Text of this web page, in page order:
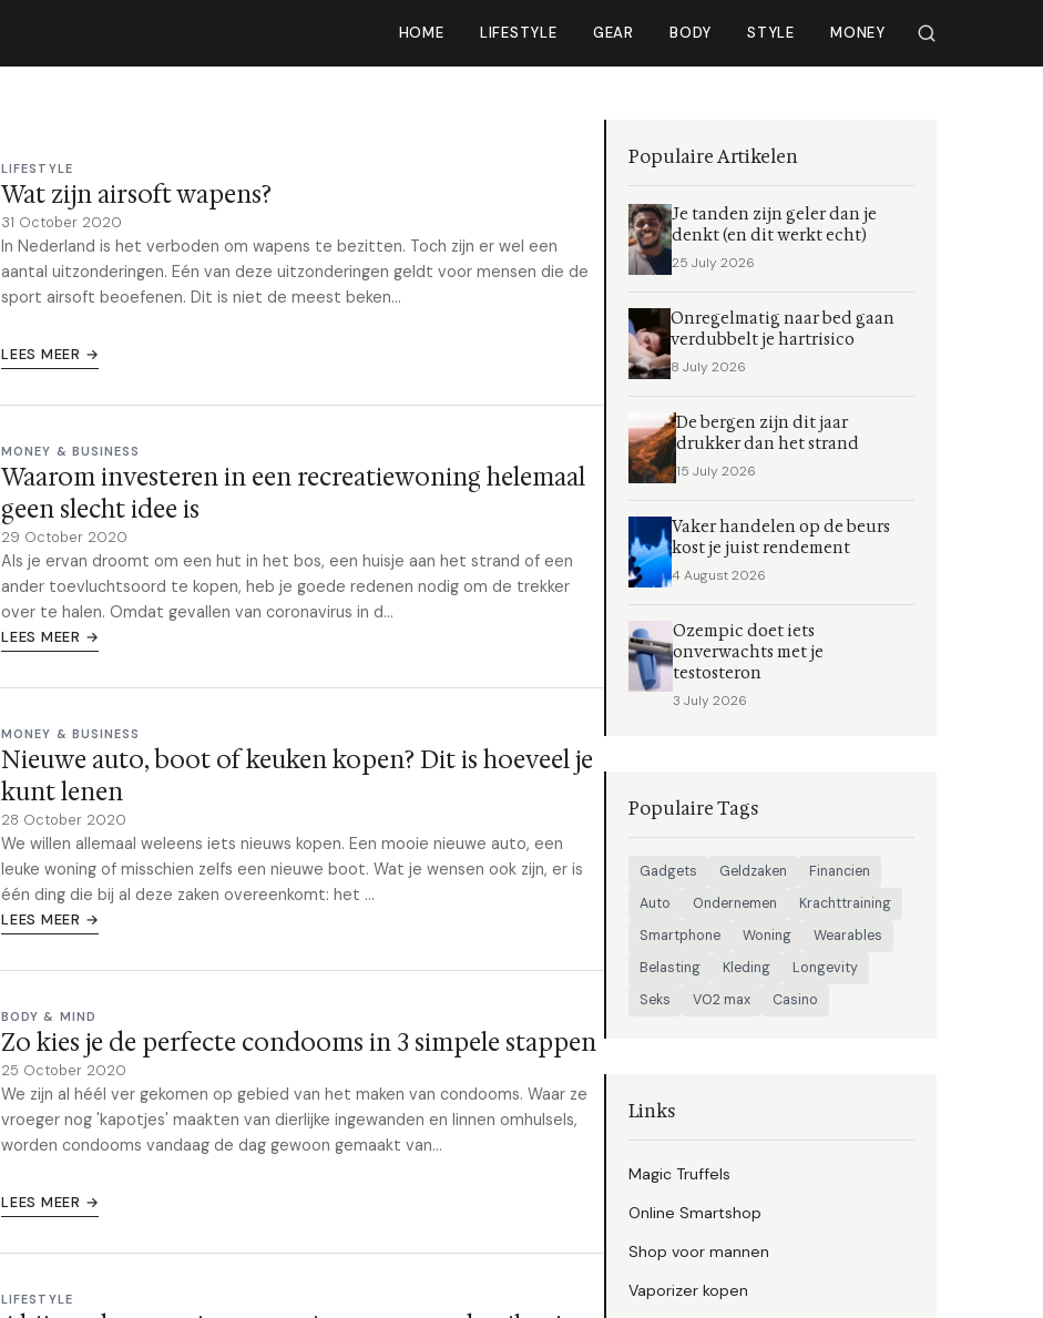
HOME LIFESTYLE GEAR BODY STYLE MONEY
LIFESTYLE
Wat zijn airsoft wapens?
31 October 2020
In Nederland is het verboden om wapens te bezitten. Toch zijn er wel een
aantal uitzonderingen. Eén van deze uitzonderingen geldt voor mensen die de
sport airsoft beoefenen. Dit is niet de meest beken...
LEES MEER →
MONEY & BUSINESS
Waarom investeren in een recreatiewoning helemaal
geen slecht idee is
29 October 2020
Als je ervan droomt om een ​​hut in het bos, een huisje aan het strand of een
ander toevluchtsoord te kopen, heb je goede redenen nodig om de trekker
over te halen. Omdat gevallen van coronavirus in d...
LEES MEER →
MONEY & BUSINESS
Nieuwe auto, boot of keuken kopen? Dit is hoeveel je
kunt lenen
28 October 2020
We willen allemaal weleens iets nieuws kopen. Een mooie nieuwe auto, een
leuke woning of misschien zelfs een nieuwe boot. Wat je wensen ook zijn, er is
één ding die bij al deze zaken overeenkomt: het ...
LEES MEER →
BODY & MIND
Zo kies je de perfecte condooms in 3 simpele stappen
25 October 2020
We zijn al héél ver gekomen op gebied van het maken van condooms. Waar ze
vroeger nog 'kapotjes' maakten van dierlijke ingewanden en linnen omhulsels,
worden condooms vandaag de dag gewoon gemaakt van...
LEES MEER →
LIFESTYLE
Populaire Artikelen
Je tanden zijn geler dan je
denkt (en dit werkt echt)
25 July 2026
Onregelmatig naar bed gaan
verdubbelt je hartrisico
8 July 2026
De bergen zijn dit jaar
drukker dan het strand
15 July 2026
Vaker handelen op de beurs
kost je juist rendement
4 August 2026
Ozempic doet iets
onverwachts met je
testosteron
3 July 2026
Populaire Tags
Gadgets Geldzaken
Financien
Auto
Ondernemen
Krachttraining
Smartphone
Woning
Wearables
Belasting
Kleding
Longevity
Seks
VO2 max Casino
Links
Magic Truffels
Online Smartshop
Shop voor mannen
Vaporizer kopen